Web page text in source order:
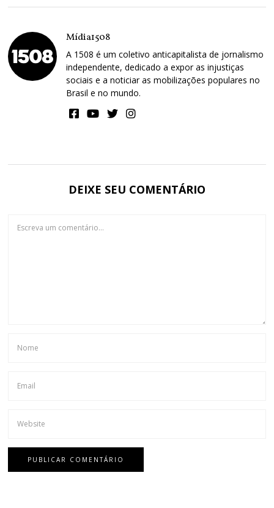
Mídia1508
A 1508 é um coletivo anticapitalista de jornalismo
independente, dedicado a expor as injustiças
sociais e a noticiar as mobilizações populares no
Brasil e no mundo.
DEIXE SEU COMENTÁRIO